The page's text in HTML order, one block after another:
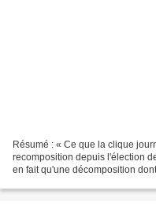
Résumé : « Ce que la clique
recomposition depuis l'élection
en fait qu'une décomposition